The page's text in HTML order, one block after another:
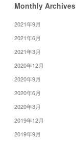
Monthly Archives
2021年9月
2021年6月
2021年3月
2020年12月
2020年9月
2020年6月
2020年3月
2019年12月
2019年9月